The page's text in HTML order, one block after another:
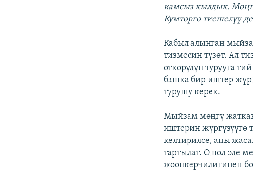
камсыз кылдык.
Кумтөргө тиешелүү
Кабыл алынган
тизмесин түзөт. Ал
өткөрүлүп турууга
башка бир иштер
турушу керек.
Мыйзам мөңгү
иштерин жүргүзүүгө
келтирилсе, аны
тартылат. Ошол эле
жоопкерчилигинен